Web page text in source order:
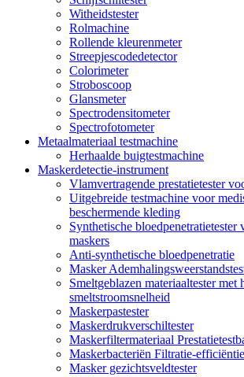
Witheidstester
Rolmachine
Rollende kleurenmeter
Streepjescodedetector
Colorimeter
Stroboscoop
Glansmeter
Spectrodensitometer
Spectrofotometer
Metaalmateriaal testmachine
Herhaalde buigtestmachine
Maskerdetectie-instrument
Vlamvertragende prestatietester
Uitgebreide testmachine voor
beschermende kleding
Synthetische bloedpenetratietester
maskers
Anti-synthetische bloedpenetratie
Masker
Smeltgeblazen materiaaltester met
smeltstroomsnelheid
Maskerpastester
Maskerdrukverschiltester
Maskerfiltermateriaal
Maskerbacteriën Filtratie-
Masker gezichtsveldtester